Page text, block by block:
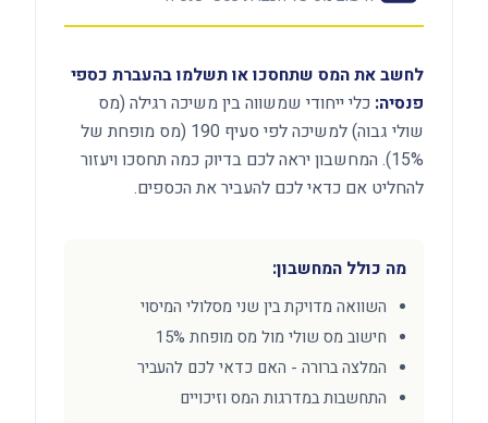
לחשב את המס שתחסכו או תשלמו בהעברת כספי
פנסיה: כלי ייחודי שמשווה בין משיכה רגילה (מס
שולי גבוה) למשיכה לפי סעיף 190 (מס מופחת של
15%). המחשבון יראה לכם בדיוק כמה תחסכו ויעזור
להחליט אם כדאי לכם להעביר את הכספים.
מה כולל המחשבון:
השוואה מדויקת בין שני מסלולי המיסוי
חישוב מס שולי מול מס מופחת 15%
המלצה ברורה - האם כדאי לכם להעביר
התחשבות במדרגות המס וזיכויים